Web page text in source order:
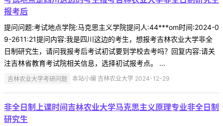
报考后
提问问题:考试地点学院:马克思主义学院提问人:44***om时间:2024-0
9-2611:21提问内容:我是四川这边的考生，想报考吉林农业大学非全
日制研究生，请问我报考后考试初试要到学校去考吗？回复内容:请关
注吉林省教育考试院相关信息，选择初试报考点。 ...
吉林农业大学考研问题 本站小编 吉林农业大学 2024-12-29
非全日制上课时间吉林农业大学马克思主义原理专业非全日制
研究生